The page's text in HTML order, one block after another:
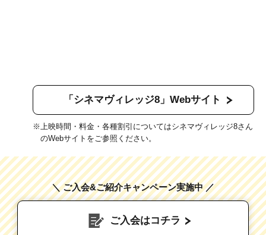
「シネマヴィレッジ8」Webサイト
上映時間・料金・各種割引についてはシネマヴィレッジ8さん
のWebサイトをご参照ください。
＼ ご入会&ご紹介キャンペーン実施中 ／
ご入会はコチラ